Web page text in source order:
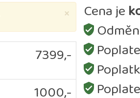
×
7399,-
1000,-
Cena je